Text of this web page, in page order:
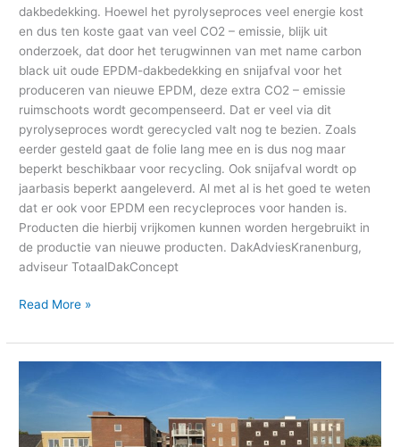
dakbedekking. Hoewel het pyrolyseproces veel energie kost
en dus ten koste gaat van veel CO2 – emissie, blijk uit
onderzoek, dat door het terugwinnen van met name carbon
black uit oude EPDM-dakbedekking en snijafval voor het
produceren van nieuwe EPDM, deze extra CO2 – emissie
ruimschoots wordt gecompenseerd. Dat er veel via dit
pyrolyseproces wordt gerecycled valt nog te bezien. Zoals
eerder gesteld gaat de folie lang mee en is dus nog maar
beperkt beschikbaar voor recycling. Ook snijafval wordt op
jaarbasis beperkt aangeleverd. Al met al is het goed te weten
dat er ook voor EPDM een recycleproces voor handen is.
Producten die hierbij vrijkomen kunnen worden hergebruikt in
de productie van nieuwe producten. DakAdviesKranenburg,
adviseur TotaalDakConcept
Read More »
tegelijkertijd